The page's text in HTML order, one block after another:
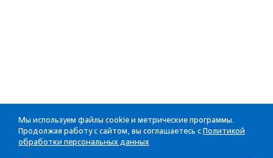
Мы используем файлы cookie и метрические программы.
Продолжая работу с сайтом, вы соглашаетесь с Политикой
обработки персональных данных